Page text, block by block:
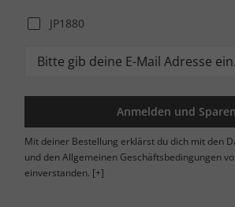
JP1880
Anmelden und Sparen
Mit deiner Bestellung erklärst du dich mit den
und den Allgemeinen Geschäftsbedingungen
einverstanden. [+]